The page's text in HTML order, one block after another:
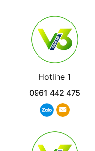
Hotline 1
0961 442 475